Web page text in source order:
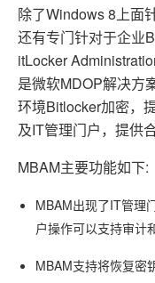
除了Windows 8上面
还有专门针对于企业
itLocker
是微软MDOP解决方
环境Bitlocker加密，
及IT管理门户，提供
MBAM主要功能如下:
MBAM出现了IT管理
户操作可以支持审计
MBAM支持将恢复密